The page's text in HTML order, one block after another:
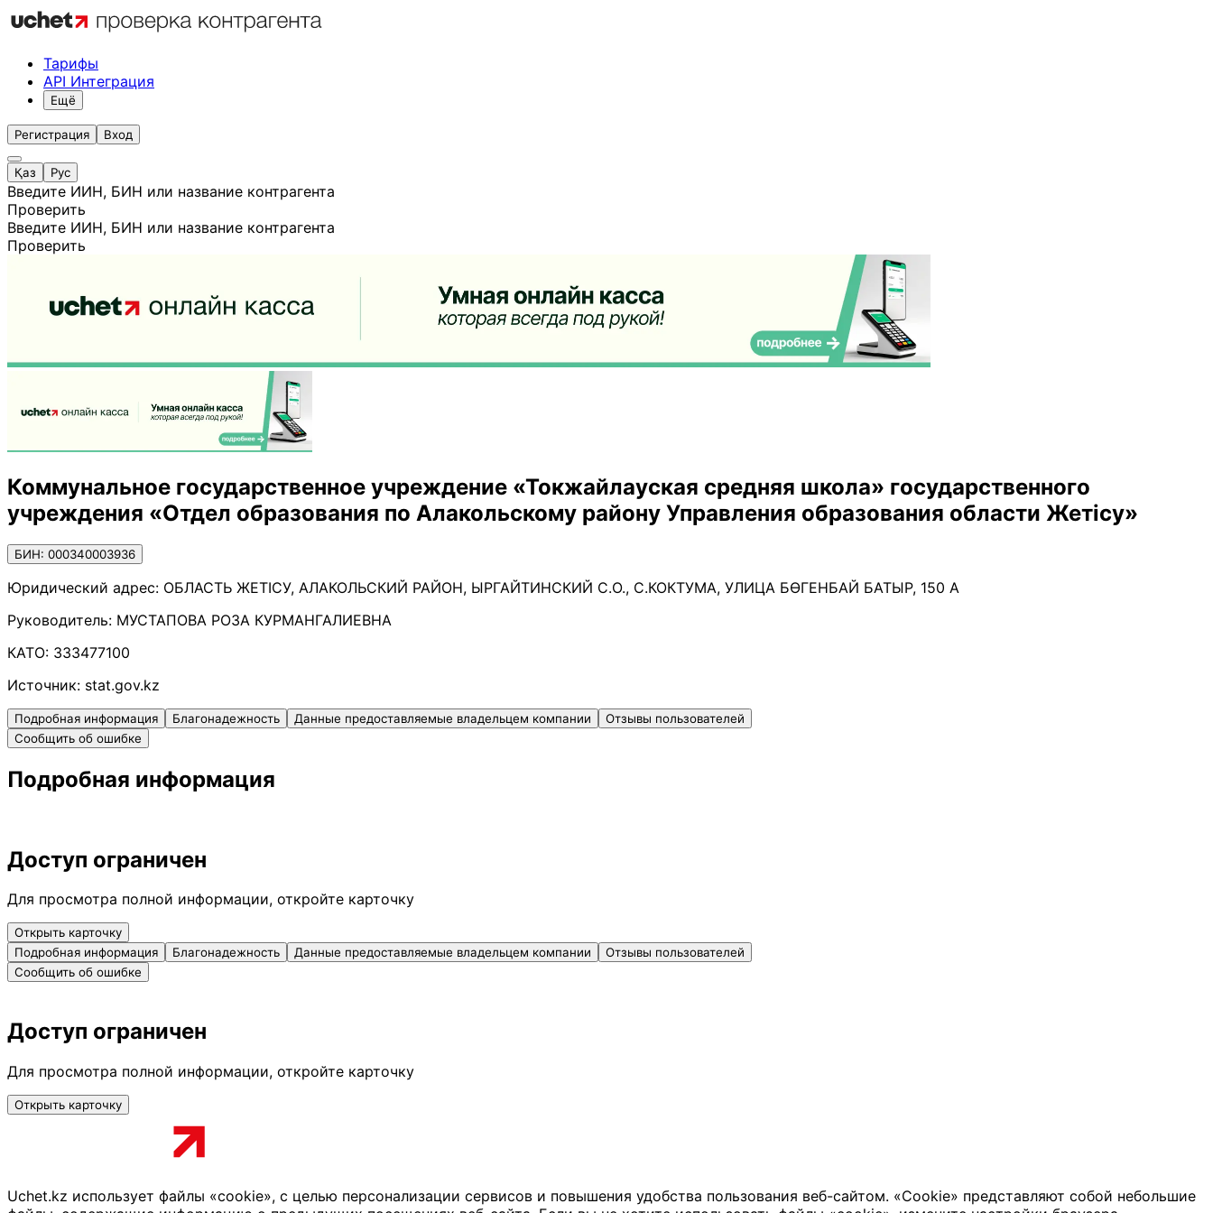
Тарифы
API Интеграция
Ещё
Регистрация Вход
Қаз Рус
Введите ИИН, БИН или название контрагента
Проверить
Введите ИИН, БИН или название контрагента
Проверить
Коммунальное государственное учреждение «Токжайлауская средняя школа» государственного
учреждения «Отдел образования по Алакольскому району Управления образования области Жетісу»
БИН: 000340003936
Юридический адрес: ОБЛАСТЬ ЖЕТІСУ, АЛАКОЛЬСКИЙ РАЙОН, ЫРГАЙТИНСКИЙ С.О., С.КОКТУМА, УЛИЦА БӨГЕНБАЙ БАТЫР, 150 А
Руководитель: МУСТАПОВА РОЗА КУРМАНГАЛИЕВНА
КАТО: 333477100
Источник: stat.gov.kz
Подробная информация Благонадежность Данные предоставляемые владельцем компании
Отзывы пользователей
Сообщить об ошибке
Подробная информация
Доступ ограничен
Для просмотра полной информации, откройте карточку
Открыть карточку
Подробная информация
Благонадежность Данные предоставляемые владельцем компании
Отзывы пользователей
Сообщить об ошибке
Доступ ограничен
Для просмотра полной информации, откройте карточку
Открыть карточку
Uchet.kz использует файлы «cookie», с целью персонализации сервисов и повышения удобства пользования веб-сайтом. «Cookie» представляют собой небольшие